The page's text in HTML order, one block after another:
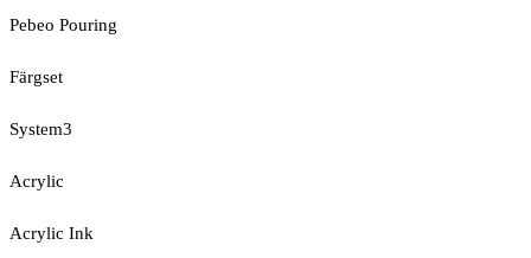
Pebeo Pouring
Färgset
System3
Acrylic
Acrylic Ink